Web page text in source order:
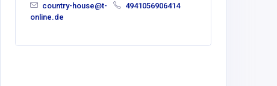
country-house@t-
online.de
4941056906414